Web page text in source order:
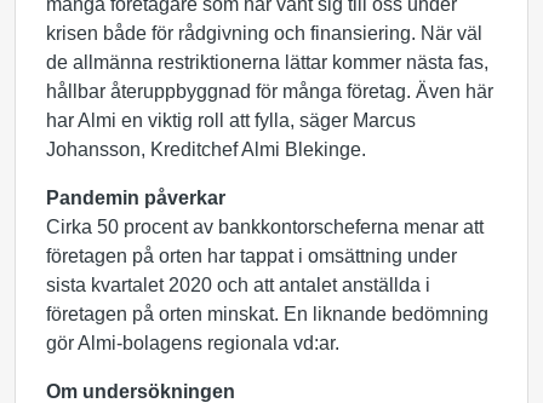
många företagare som har vänt sig till oss under
krisen både för rådgivning och finansiering. När väl
de allmänna restriktionerna lättar kommer nästa fas,
hållbar återuppbyggnad för många företag. Även här
har Almi en viktig roll att fylla, säger Marcus
Johansson, Kreditchef Almi Blekinge.
Pandemin påverkar
Cirka 50 procent av bankkontorscheferna menar att
företagen på orten har tappat i omsättning under
sista kvartalet 2020 och att antalet anställda i
företagen på orten minskat. En liknande bedömning
gör Almi-bolagens regionala vd:ar.
Om undersökningen